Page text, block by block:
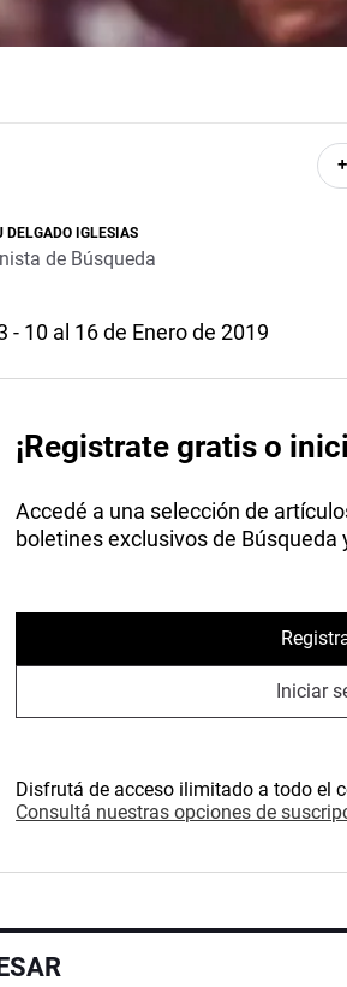
DELGADO IGLESIAS
de Búsqueda
- 10 al 16 de Enero de 2019
¡Registrate gratis o
Accedé a una selección de
boletines exclusivos de Búsqueda
Iniciar
Disfrutá de acceso ilimitado a todo el
Consultá nuestras opciones de